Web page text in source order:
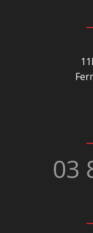
03